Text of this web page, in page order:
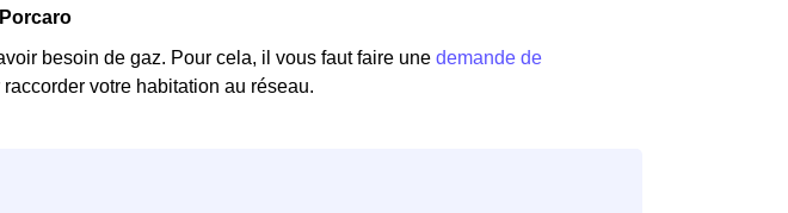
besoin de gaz. Pour cela, il vous faut faire une demande de
votre habitation au réseau.